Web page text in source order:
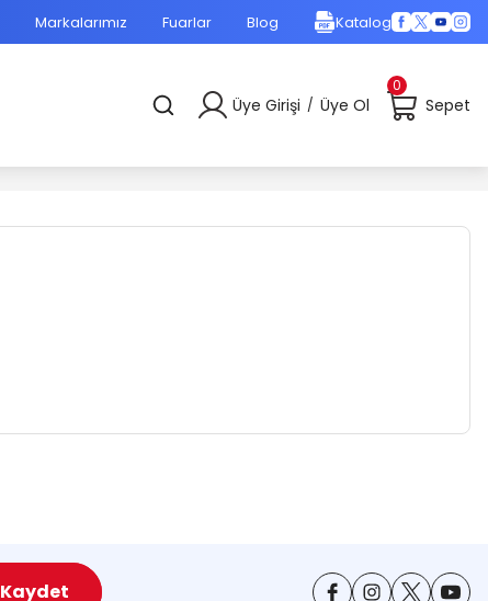
Markalarımız Fuarlar Blog Katalog
Üye Girişi / Üye Ol Sepet
0
Kaydet